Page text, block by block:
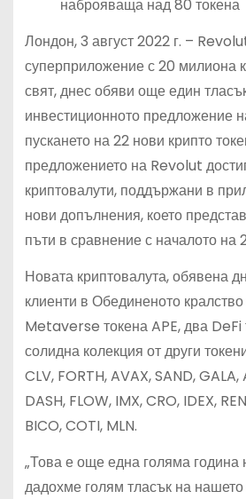
наброяваща над 80 токена
Лондон, 3 август 2022 г. –
суперприложение с 20 милиона
свят, днес обяви още един
инвестиционното предложение
пускането на 22 нови крипто
предложението на Revolut
криптовалути, поддържани в
нови допълнения, което
пъти в сравнение с началото на
Новата криптовалута, обявена
клиенти в Обединеното
Metaverse токена APE, два DeFi
солидна колекция от други
CLV, FORTH, AVAX, SAND, GALA,
DASH, FLOW, IMX, CRO, IDEX,
BICO, COTI, MLN.
„Това е още една голяма година
дадохме голям тласък на